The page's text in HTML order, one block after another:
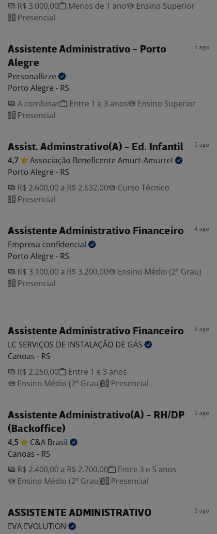
R$ 3.000,00
Menos de 1 ano
Ensino Superior
Presencial
Assistente Administrativo - Porto
Alegre
5 ago
Personallizze
Porto Alegre - RS
A combinar
Entre 1 e 3 anos
Ensino Superior
Presencial
Assist. Adminstrativo(A) - Ed. Infantil 5 ago
4,7 Associação Beneficente Amurt-Amurtel
Porto Alegre - RS
R$ 2.600,00 a R$ 2.632,00
Curso Técnico
Presencial
Assistente Administrativo Financeiro 4 ago
Empresa confidencial
Porto Alegre - RS
R$ 3.100,00 a R$ 3.200,00
Ensino Médio (2º Grau)
Presencial
Assistente Administrativo Financeiro 3 ago
LC SERVIÇOS DE INSTALAÇÃO DE GÁS
Canoas - RS
R$ 2.250,00
Entre 1 e 3 anos
Ensino Médio (2º Grau)
Presencial
Assistente Administrativo(A) - RH/DP
(Backoffice)
3 ago
4,5 C&A Brasil
Canoas - RS
R$ 2.400,00 a R$ 2.700,00
Entre 3 e 5 anos
Ensino Médio (2º Grau)
Presencial
ASSISTENTE ADMINISTRATIVO 3 ago
EVA EVOLUTION